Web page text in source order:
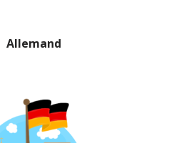
Allemand